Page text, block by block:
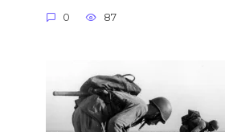
0 87